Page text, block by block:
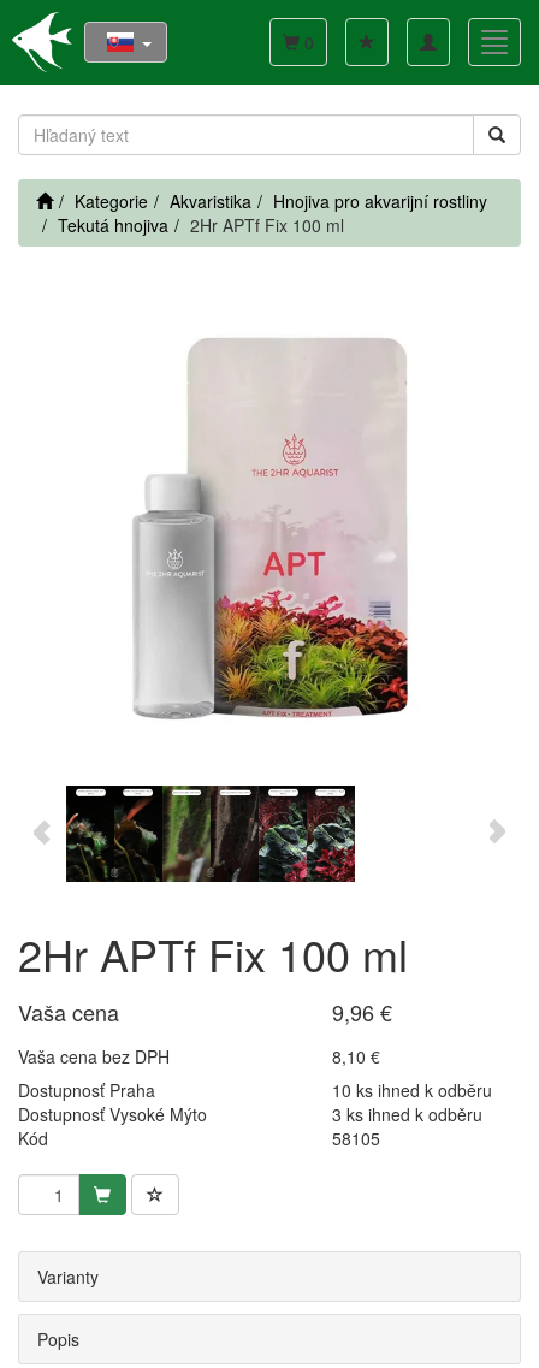
Toggle
navigation
0
Kategorie Akvaristika
Hnojiva pro akvarijní rostliny
Tekutá hnojiva
2Hr APTf Fix 100 ml
2Hr APTf Fix 100 ml
Vaša cena 9,96 €
Vaša cena bez DPH
8,10 €
Dostupnosť Praha
10 ks ihned k odběru
Dostupnosť Vysoké Mýto
3 ks ihned k odběru
Kód
58105
Varianty
Popis